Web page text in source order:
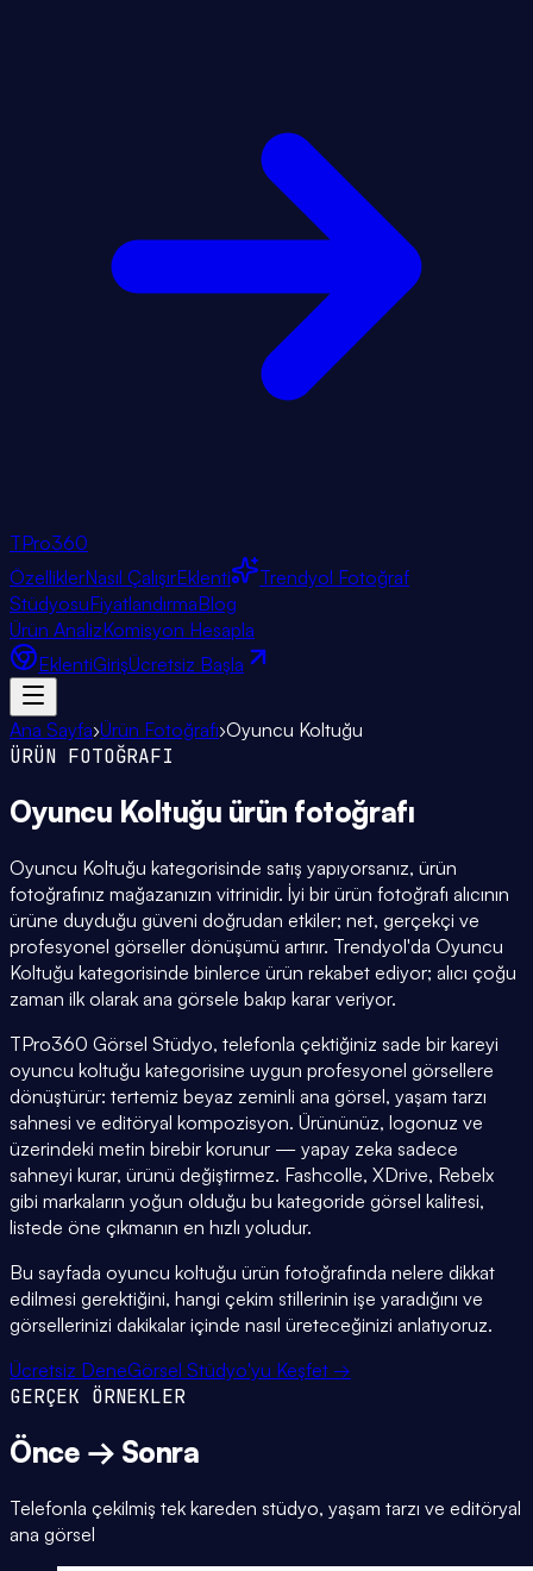
TPro360
ÖzelliklerNasıl ÇalışırEklenti
Trendyol Fotoğraf
StüdyosuFiyatlandırmaBlog
Ürün AnalizKomisyon Hesapla
EklentiGirişÜcretsiz Başla
Ana Sayfa›Ürün Fotoğrafı›Oyuncu Koltuğu
ÜRÜN FOTOĞRAFI
Oyuncu Koltuğu ürün fotoğrafı
Oyuncu Koltuğu kategorisinde satış yapıyorsanız, ürün
fotoğrafınız mağazanızın vitrinidir. İyi bir ürün fotoğrafı alıcının
ürüne duyduğu güveni doğrudan etkiler; net, gerçekçi ve
profesyonel görseller dönüşümü artırır. Trendyol'da Oyuncu
Koltuğu kategorisinde binlerce ürün rekabet ediyor; alıcı çoğu
zaman ilk olarak ana görsele bakıp karar veriyor.
TPro360 Görsel Stüdyo, telefonla çektiğiniz sade bir kareyi
oyuncu koltuğu kategorisine uygun profesyonel görsellere
dönüştürür: tertemiz beyaz zeminli ana görsel, yaşam tarzı
sahnesi ve editöryal kompozisyon. Ürününüz, logonuz ve
üzerindeki metin birebir korunur — yapay zeka sadece
sahneyi kurar, ürünü değiştirmez. Fashcolle, XDrive, Rebelx
gibi markaların yoğun olduğu bu kategoride görsel kalitesi,
listede öne çıkmanın en hızlı yoludur.
Bu sayfada oyuncu koltuğu ürün fotoğrafında nelere dikkat
edilmesi gerektiğini, hangi çekim stillerinin işe yaradığını ve
görsellerinizi dakikalar içinde nasıl üreteceğinizi anlatıyoruz.
Ücretsiz DeneGörsel Stüdyo'yu Keşfet →
GERÇEK ÖRNEKLER
Önce → Sonra
Telefonla çekilmiş tek kareden stüdyo, yaşam tarzı ve editöryal
ana görsel